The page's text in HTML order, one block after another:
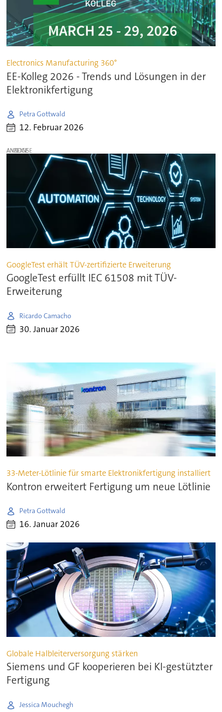
Electronics Manufacturing 360°
EE-Kolleg 2026 - Trends und Lösungen in der
Elektronikfertigung
Petra Gottwald
12. Februar 2026
ANZEIGE
GoogleTest erhält TÜV-zertifizierte Erweiterung
GoogleTest erfüllt IEC 61508 mit TÜV-
Erweiterung
Ricardo Camacho
30. Januar 2026
33-Meter-Lötlinie für smarte Elektronikfertigung installiert
Kontron erweitert Fertigung um neue Lötlinie
Petra Gottwald
16. Januar 2026
Globale Halbleiterversorgung stärken
Siemens und GF kooperieren bei KI-gestützter
Fertigung
Jessica Mouchegh